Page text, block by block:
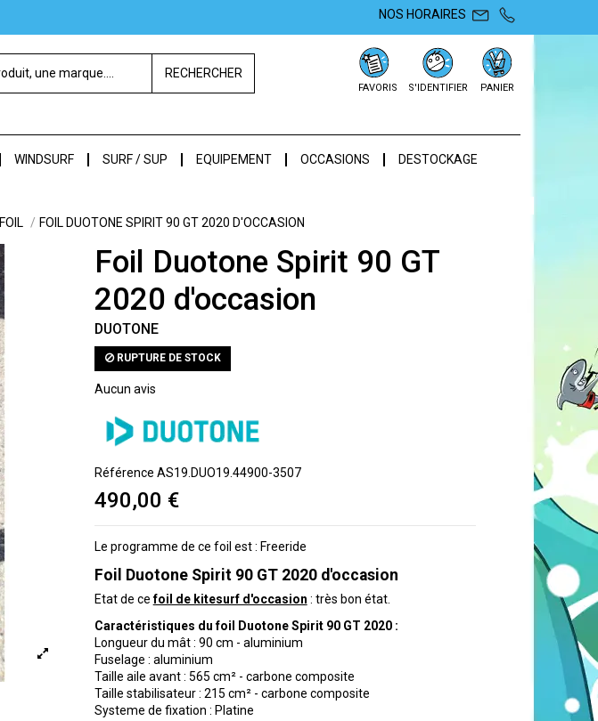
NOS HORAIRES
RECHERCHER
FAVORIS S'IDENTIFIER PANIER
WINDSURF SURF / SUP EQUIPEMENT OCCASIONS DESTOCKAGE
FOIL FOIL DUOTONE SPIRIT 90 GT 2020 D'OCCASION
Foil Duotone Spirit 90 GT
2020 d'occasion
DUOTONE
RUPTURE DE STOCK
Aucun avis
Référence AS19.DUO19.44900-3507
490,00 €
Le programme de ce foil est : Freeride
Foil Duotone Spirit 90 GT 2020 d'occasion
Etat de cefoil de kitesurf d'occasion : très bon état.
Caractéristiques du foil Duotone Spirit 90 GT 2020 :
Longueur du mât : 90 cm - aluminium
Fuselage : aluminium
Taille aile avant : 565 cm² - carbone composite
Taille stabilisateur : 215 cm² - carbone composite
Systeme de fixation : Platine